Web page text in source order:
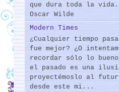
que dura toda la
Oscar Wilde
Modern Times
¿Cualquier tiempo
fue mejor? ¿O
recordar sólo lo
el pasado es una
proyectémoslo al
desde este mi...